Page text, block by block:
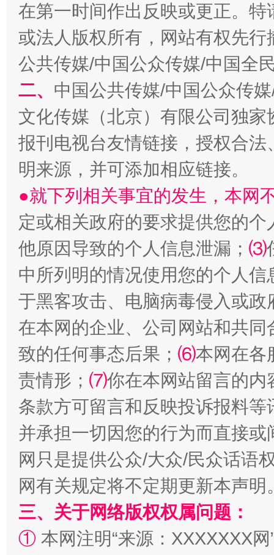
解纷+调解+退费，一次搞定
站台名比不上好声名
漫山遍野的桃花与雪山、麦地、白藏房 除
在第一时间作出反映或更正。
或法人版权所有，网站有权先
公共传媒/中国公众传媒/中国全
二、 中国公共传媒/中国公众传
文化传媒（北京）有限公司独
报刊电视台友情链接，授权合
明来源，并可添加相应链接。
●就下列相关事宜的发生，本网
定或相关政府的要求提供您的个
他原因导致的个人信息泄漏； ⑶
中所列明的情况使用您的个人
于黑客攻击、电脑病毒侵入或
在本网的企业、公司网站和共
致的任何事态后果； ⑹本网在各
责情形； ⑺你在本网站留言的内
条款方可留言和反映投诉报料
并承担一切因您的行为而直接
网只是提供公众/大众/民众话语
网有关规定将不定期更新本声明
三、关于网络版权权属问题：
① 本网注明“来源：XXXXXXX